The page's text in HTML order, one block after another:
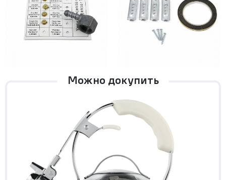
Можно докупить